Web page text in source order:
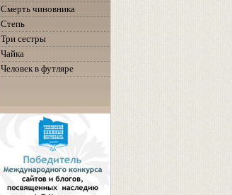
Смерть чиновника
Степь
Три сестры
Чайка
Человек в футляре